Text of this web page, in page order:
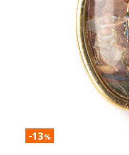
-13%